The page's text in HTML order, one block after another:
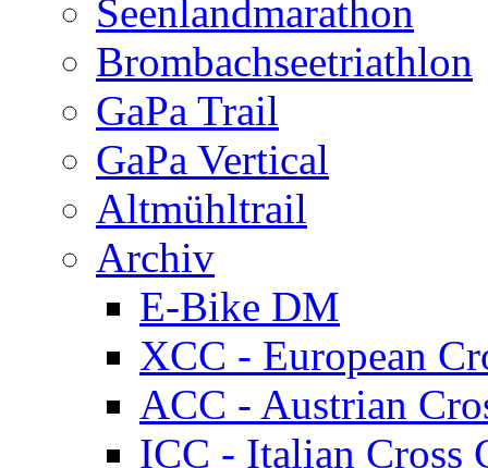
Seenlandmarathon
Brombachseetriathlon
GaPa Trail
GaPa Vertical
Altmühltrail
Archiv
E-Bike DM
XCC - European
ACC - Austrian
ICC - Italian Cross